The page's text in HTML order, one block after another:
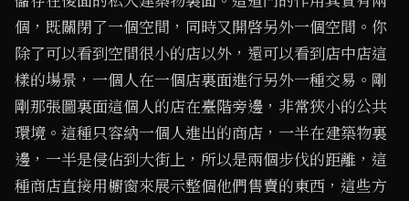
個，既關閉了一個空間，同時又開啓另外一個空間。你
除了可以看到空間很小的店以外，還可以看到店中店這
樣的場景，一個人在一個店裏面進行另外一種交易。剛
剛那張圖裏面這個人的店在臺階旁邊，非常狹小的公共
環境。這種只容納一個人進出的商店，一半在建築物裏
邊，一半是侵佔到大街上，所以是兩個步伐的距離，這
種商店直接用櫥窗來展示整個他們售賣的東西，這些方